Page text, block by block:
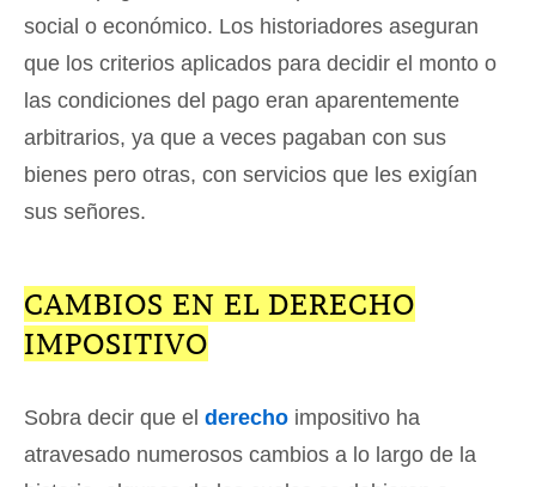
social o económico. Los historiadores aseguran
que los criterios aplicados para decidir el monto o
las condiciones del pago eran aparentemente
arbitrarios, ya que a veces pagaban con sus
bienes pero otras, con servicios que les exigían
sus señores.
CAMBIOS EN EL DERECHO
IMPOSITIVO
Sobra decir que el derecho impositivo ha
atravesado numerosos cambios a lo largo de la